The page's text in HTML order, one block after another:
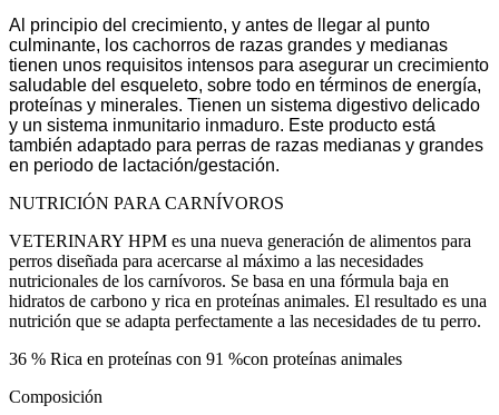
Al principio del crecimiento, y antes de llegar al punto
culminante, los cachorros de razas grandes y medianas
tienen unos requisitos intensos para asegurar un crecimiento
saludable del esqueleto, sobre todo en términos de energía,
proteínas y minerales. Tienen un sistema digestivo delicado
y un sistema inmunitario inmaduro. Este producto está
también adaptado para perras de razas medianas y grandes
en periodo de lactación/gestación.
NUTRICIÓN PARA CARNÍVOROS
VETERINARY HPM es una nueva generación de alimentos para
perros diseñada para acercarse al máximo a las necesidades
nutricionales de los carnívoros. Se basa en una fórmula baja en
hidratos de carbono y rica en proteínas animales. El resultado es una
nutrición que se adapta perfectamente a las necesidades de tu perro.
36 % Rica en proteínas con 91 %con proteínas animales
Composición